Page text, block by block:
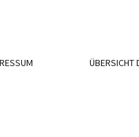
ÜBERSICHT